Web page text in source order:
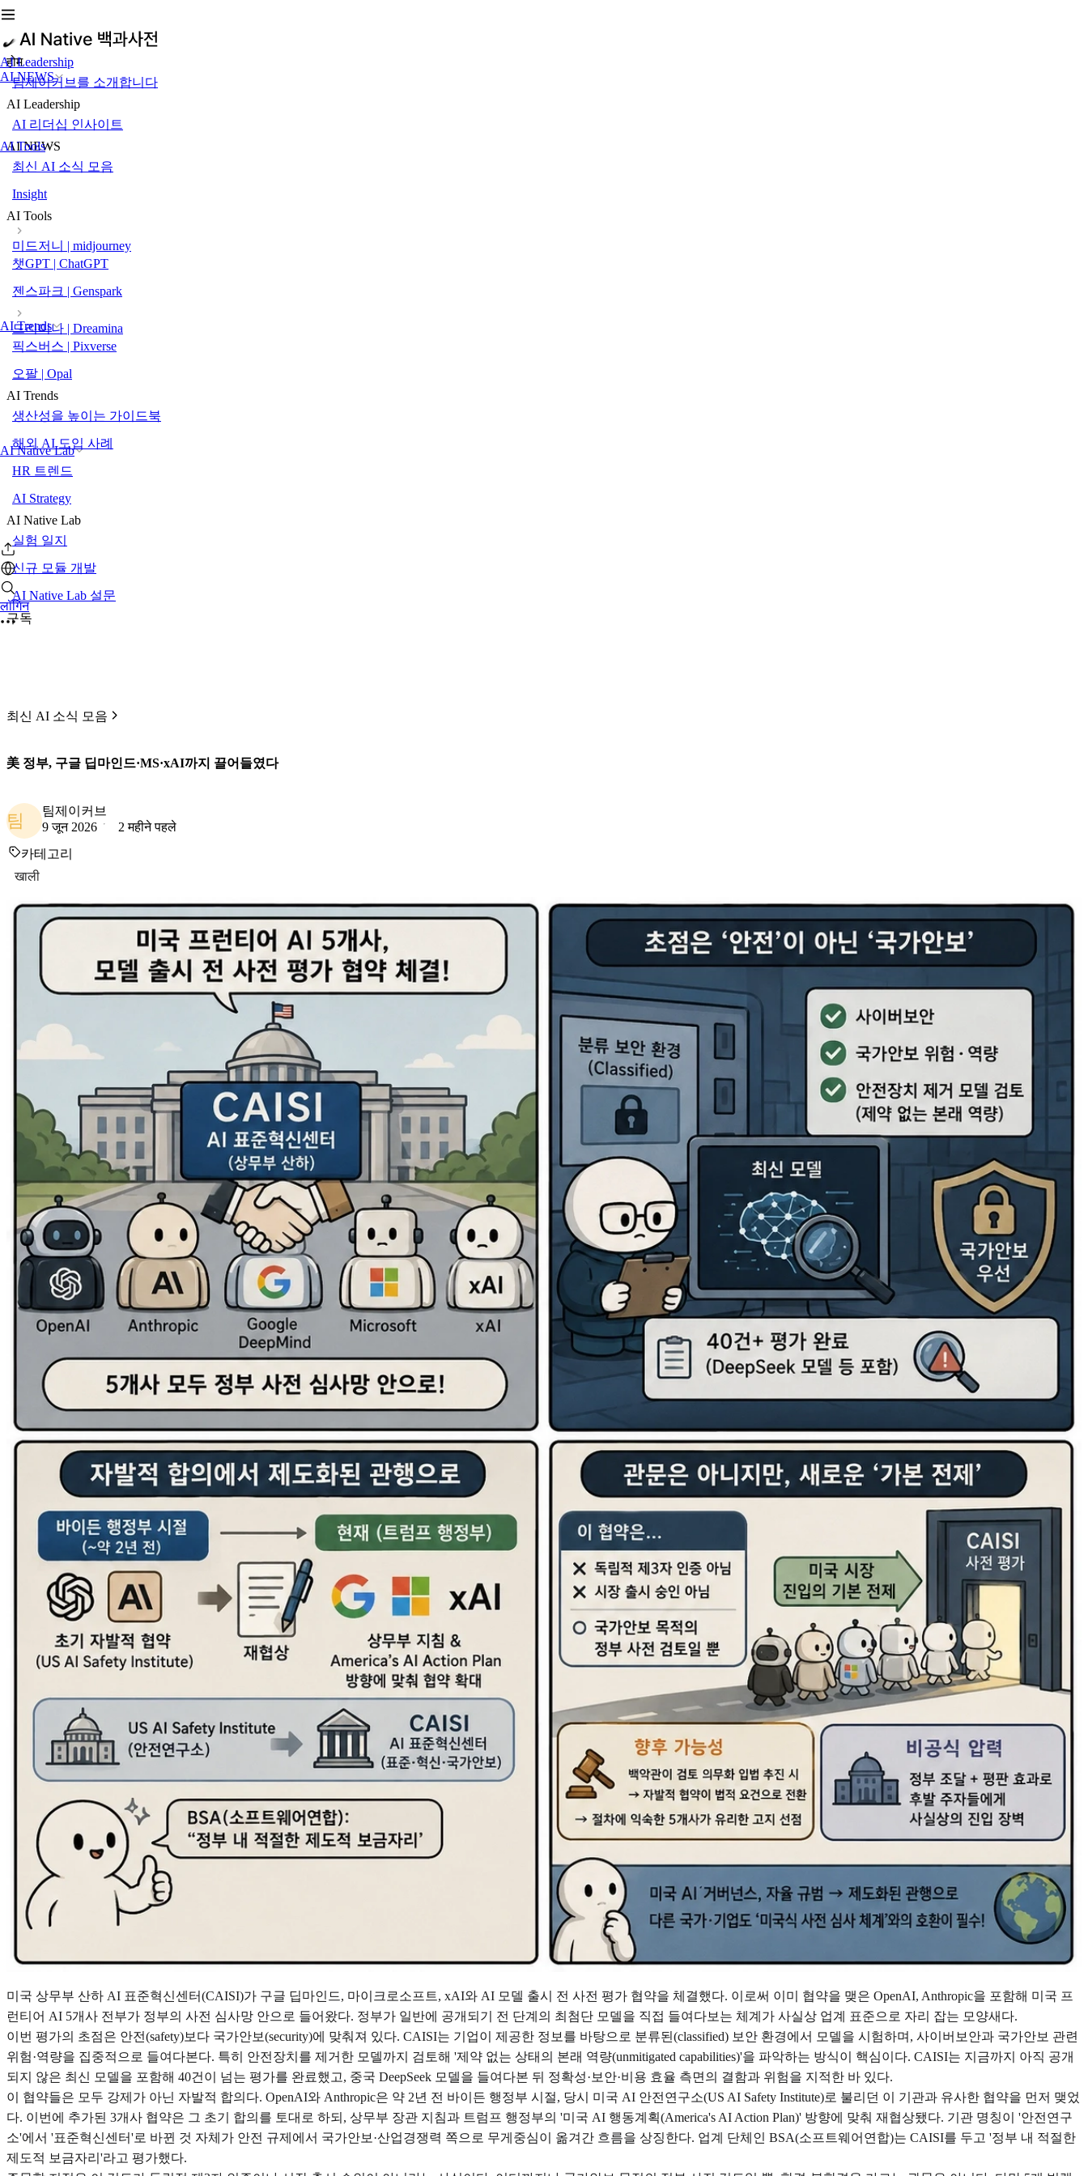
AI Leadership
AI NEWS
AI Tools
AI Trends
AI Native Lab
लॉगिन
होम
팀제이커브를 소개합니다
AI Leadership
AI 리더십 인사이트
AI NEWS
최신 AI 소식 모음
Insight
AI Tools
미드저니 | midjourney
챗GPT | ChatGPT
젠스파크 | Genspark
드리미나 | Dreamina
픽스버스 | Pixverse
오팔 | Opal
AI Trends
생산성을 높이는 가이드북
해외 AI 도입 사례
HR 트렌드
AI Strategy
AI Native Lab
실험 일지
신규 모듈 개발
AI Native Lab 설문
구독
최신 AI 소식 모음
美 정부, 구글 딥마인드·MS·xAI까지 끌어들였다
팀
팀제이커브
9 जून 2026
2 महीने पहले
카테고리
खाली
미국 상무부 산하 AI 표준혁신센터(CAISI)가 구글 딥마인드, 마이크로소프트, xAI와 AI 모델 출시 전 사전 평가 협약을 체결했다. 이로써 이미 협약을 맺은 OpenAI, Anthropic을 포함해 미국 프
런티어 AI 5개사 전부가 정부의 사전 심사망 안으로 들어왔다. 정부가 일반에 공개되기 전 단계의 최첨단 모델을 직접 들여다보는 체계가 사실상 업계 표준으로 자리 잡는 모양새다.
이번 평가의 초점은 안전(safety)보다 국가안보(security)에 맞춰져 있다. CAISI는 기업이 제공한 정보를 바탕으로 분류된(classified) 보안 환경에서 모델을 시험하며, 사이버보안과 국가안보 관련
위험·역량을 집중적으로 들여다본다. 특히 안전장치를 제거한 모델까지 검토해 '제약 없는 상태의 본래 역량(unmitigated capabilities)'을 파악하는 방식이 핵심이다. CAISI는 지금까지 아직 공개
되지 않은 최신 모델을 포함해 40건이 넘는 평가를 완료했고, 중국 DeepSeek 모델을 들여다본 뒤 정확성·보안·비용 효율 측면의 결함과 위험을 지적한 바 있다.
이 협약들은 모두 강제가 아닌 자발적 합의다. OpenAI와 Anthropic은 약 2년 전 바이든 행정부 시절, 당시 미국 AI 안전연구소(US AI Safety Institute)로 불리던 이 기관과 유사한 협약을 먼저 맺었
다. 이번에 추가된 3개사 협약은 그 초기 합의를 토대로 하되, 상무부 장관 지침과 트럼프 행정부의 '미국 AI 행동계획(America's AI Action Plan)' 방향에 맞춰 재협상됐다. 기관 명칭이 '안전연구
소'에서 '표준혁신센터'로 바뀐 것 자체가 안전 규제에서 국가안보·산업경쟁력 쪽으로 무게중심이 옮겨간 흐름을 상징한다. 업계 단체인 BSA(소프트웨어연합)는 CAISI를 두고 '정부 내 적절한
제도적 보금자리'라고 평가했다.